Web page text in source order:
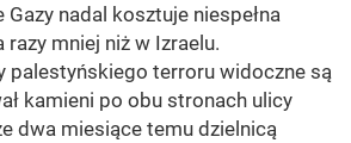
nadal kosztuje niespełna
mniej niż w Izraelu.
palestyńskiego terroru widoczne są
kamieni po obu stronach ulicy
dwa miesiące temu dzielnicą